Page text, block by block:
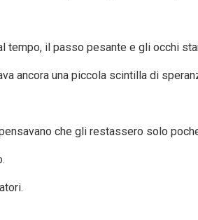
tempo, il passo pesante e gli occhi
ancora una piccola scintilla di
che gli restassero solo